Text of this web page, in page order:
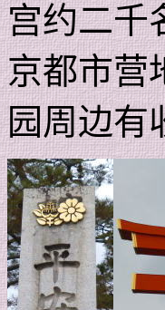
宫约二千
京都市营
园周边有